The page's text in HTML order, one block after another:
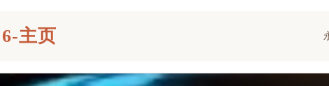
主页